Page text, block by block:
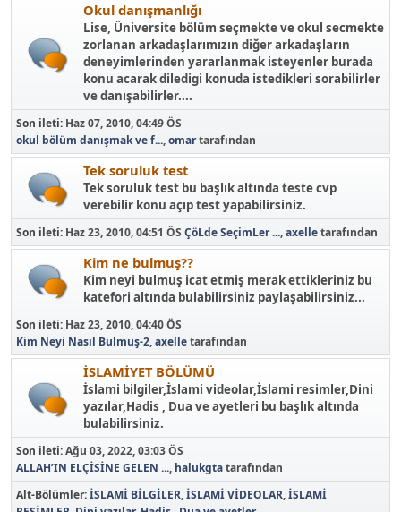
Okul danışmanlığı
Lise, Üniversite bölüm seçmekte ve okul secmekte
zorlanan arkadaşlarımızın diğer arkadaşların
deneyimlerinden yararlanmak isteyenler burada
konu acarak diledigi konuda istedikleri sorabilirler
ve danışabilirler....
Son ileti: Haz 07, 2010, 04:49 ÖS
okul bölüm danışmak ve f...,omartarafından
Tek soruluk test
Tek soruluk test bu başlık altında teste cvp
verebilir konu açıp test yapabilirsiniz.
Son ileti: Haz 23, 2010, 04:51 ÖS ÇöLde SeçimLer ...,axelletarafından
Kim ne bulmuş??
Kim neyi bulmuş icat etmiş merak ettikleriniz bu
katefori altında bulabilirsiniz paylaşabilirsiniz...
Son ileti: Haz 23, 2010, 04:40 ÖS
Kim Neyi Nasıl Bulmuş-2,axelletarafından
İSLAMİYET BÖLÜMÜ
İslami bilgiler,İslami videolar,İslami resimler,Dini
yazılar,Hadis , Dua ve ayetleri bu başlık altında
bulabilirsiniz.
Son ileti:Ağu 03, 2022, 03:03 ÖS
ALLAH’IN ELÇİSİNE GELEN ..., halukgtatarafından
Alt-Bölümler İSLAMİ BİLGİLER İSLAMİ VİDEOLAR İSLAMİ